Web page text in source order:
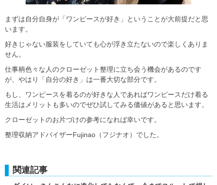
まずは自分自身が「ワンピースが好き」ということが大前提だと思
います。
好きじゃない服装をしていても心が浮き立たないので楽しくありま
せん。
仕事柄色々な人のクローゼット整理に立ち会う機会があるのです
が、やはり「自分の好き」は一番大切な部分です。
もし、ワンピースを着るのが好きな人であればワンピースだけ着る
生活はメリットも多いのでぜひ試してみる価値があると思います。
クローゼットのお片づけの参考になれば幸いです。
整理収納アドバイザーFujinao（フジナオ）でした。
関連記事